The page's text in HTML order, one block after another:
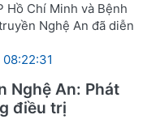
Hồ Chí Minh và Bệnh
Nghệ An đã diễn
Nghệ An: Phát
điều trị